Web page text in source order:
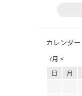
カレンダー
7月 <
日 月